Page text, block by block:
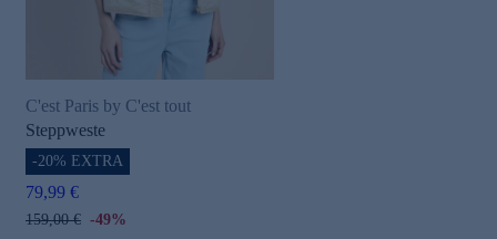
C'est Paris by C'est tout
Steppweste
-20% EXTRA
79,99 €
159,00 € -49%